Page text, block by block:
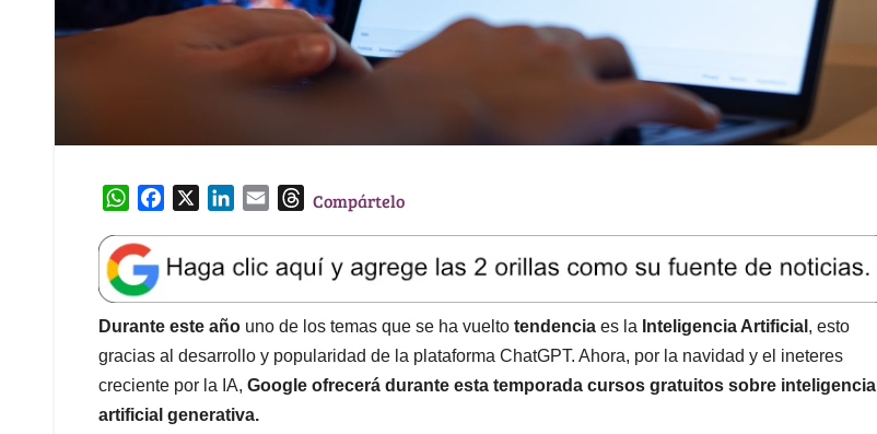
W
a
t
s
A
p
p
e
b
o
o
k
k
e
d
I
n
l
T
e
a
d
s
Compártelo
Durante este año uno de los temas que se ha vuelto tendencia es la Inteligencia Artificial , esto
gracias al desarrollo y popularidad de la plataforma ChatGPT. Ahora, por la navidad y el ineteres
creciente por la IA, Google ofrecerá durante esta temporada cursos gratuitos sobre inteligencia
artificial generativa.